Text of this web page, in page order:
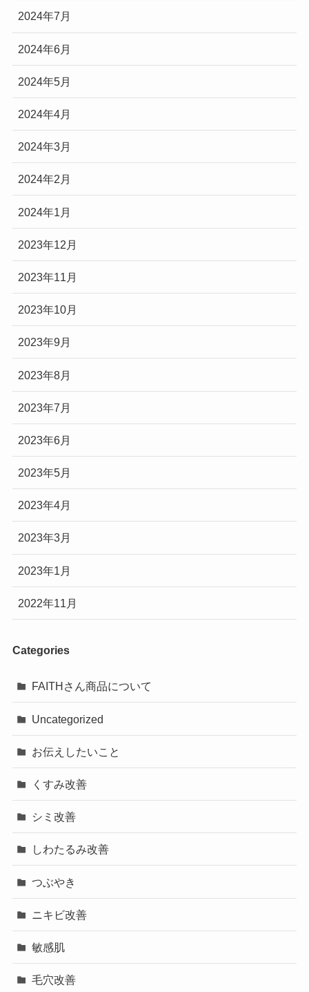
2024年7月
2024年6月
2024年5月
2024年4月
2024年3月
2024年2月
2024年1月
2023年12月
2023年11月
2023年10月
2023年9月
2023年8月
2023年7月
2023年6月
2023年5月
2023年4月
2023年3月
2023年1月
2022年11月
Categories
FAITHさん商品について
Uncategorized
お伝えしたいこと
くすみ改善
シミ改善
しわたるみ改善
つぶやき
ニキビ改善
敏感肌
毛穴改善